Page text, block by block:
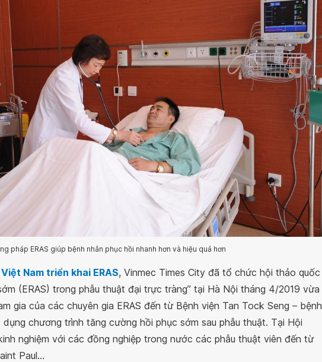
pháp ERAS giúp bệnh nhân phục hồi nhanh hơn và hiệu quả hơn
Nam triển khai ERAS, Vinmec Times City đã tổ chức hội thảo quốc
(ERAS) trong phẫu thuật đại trực tràng” tại Hà Nội tháng 4/2019 vừa
gia của các chuyên gia ERAS đến từ Bệnh viện Tan Tock Seng – bệnh
chương trình tăng cường hồi phục sớm sau phẫu thuật. Tại Hội
nghiệm với các đồng nghiệp trong nước các phẫu thuật viên đến từ
Paul...